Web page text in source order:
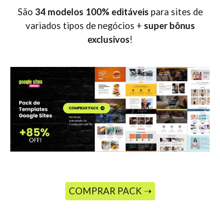
São 34 modelos 100% editáveis para sites de
variados tipos de negócios + super bônus
exclusivos!
COMPRAR PACK ➝